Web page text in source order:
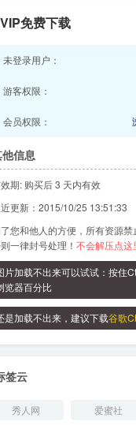
免费下载
未登录用户：
游客权限：
会员权限：
信息
期: 购买后 3 天内有效
更新：2015/10/25 13:51:33
您和他人的方便，所有资源禁
一律封号处理！ 不会解压点这
片加载不出来可以试试：按住
览器百分比
是加载不出来，建议下载谷歌
签云
秀人网 爱蜜社